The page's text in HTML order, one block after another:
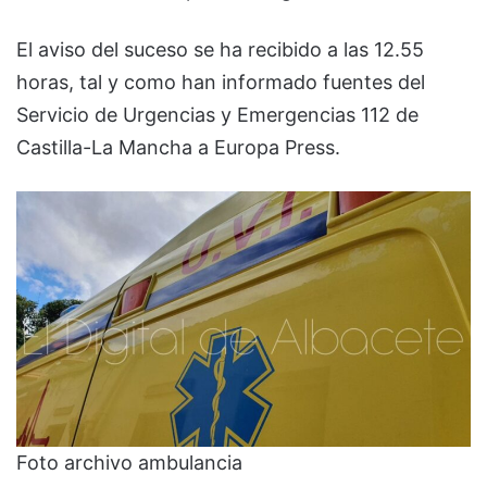
El aviso del suceso se ha recibido a las 12.55
horas, tal y como han informado fuentes del
Servicio de Urgencias y Emergencias 112 de
Castilla-La Mancha a Europa Press.
Foto archivo ambulancia